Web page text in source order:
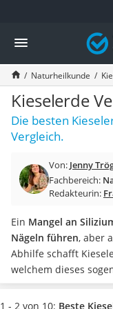
Die beliebtesten
Drogerie
Inhalator
Haarschneider
Rollator
Braun Rasierer
Katzenklappe (Chip)
Rasierer
Massagepistole
Epilierer
Eiweißpulver
Magnesiumpräparat
Katzenklappe
Nackenmassagegerät
Zeckenschutz Katze
leichter Haartrockner
Naturheilkunde
Kieselerde
Die besten
Vergleich.
Von: Jenny
Fachbereich:
Redakteurin:
Ein Mangel an
Nägeln führen, aber
Abhilfe schafft
welchem dieses
vorhanden ist. Es
äußerlich
1 - 2 von 10: Beste